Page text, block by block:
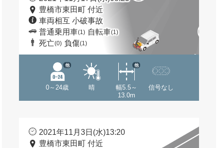
豊橋市東田町 付近
車両相互 小破事故
普通乗用車(1) 自転車(1)
死亡(0) 負傷(1)
0～24歳
他
晴
幅5.5～
13.0m
他
信号なし
2021年11月3日(水)13:20
豊橋市東田町 付近